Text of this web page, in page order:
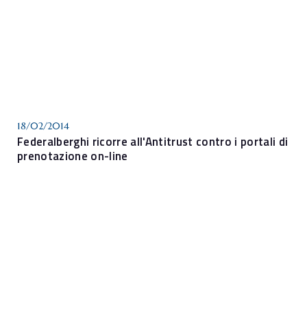
18/02/2014
Federalberghi ricorre all'Antitrust contro i portali di
prenotazione on-line